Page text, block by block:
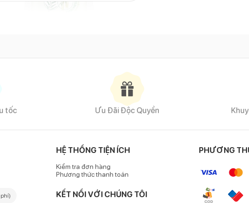
muỗi, dưỡng da Chicco NaturalZ 100ml 2M+
bạch đàn chanh cùng thành phần sả chanh có tác dụng xua muỗi hiệu quả,
dưỡng ẩm và bảo vệ da khỏi mất nước, giúp làn da em bé luôn mềm mại
tốc Ưu Đãi Độc Quyền
HỆ THỐNG TIỆN ÍCH
Kiểm tra đơn hàng
Phương thức thanh toán
KẾT NỐI VỚI CHÚNG TÔI
PHƯƠNG